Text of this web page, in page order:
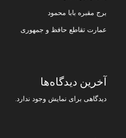
برج مقبره بابا محمود
عمارت تقاطع حافظ و جمهوری
آخرین دیدگاه‌ها
دیدگاهی برای نمایش وجود ندارد.